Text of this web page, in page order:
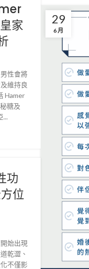
家
性會將
維持良
Hamer
糖及
...
29
6 月
功
位
始出現
乾澀、
不僅影